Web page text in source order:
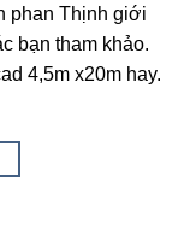
phan Thịnh giới
bạn tham khảo.
4,5m x20m hay.